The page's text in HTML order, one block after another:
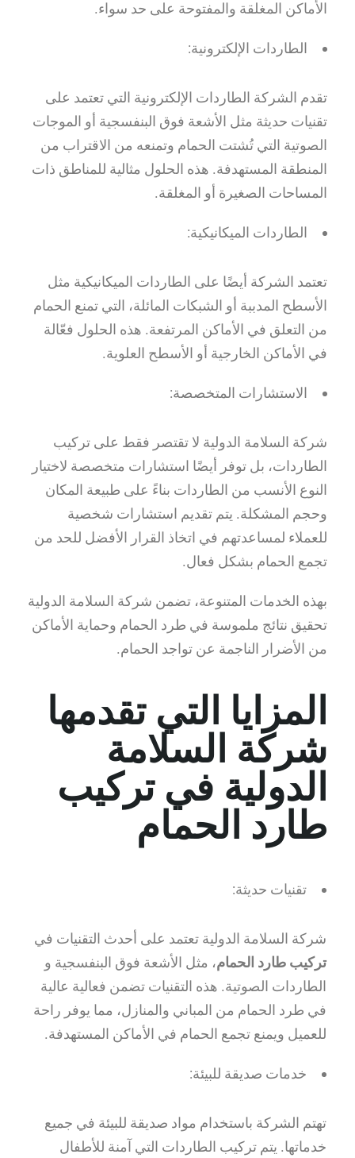
الأماكن المغلقة والمفتوحة على حد سواء.
الطاردات الإلكترونية:
تقدم الشركة الطاردات الإلكترونية التي تعتمد على
تقنيات حديثة مثل الأشعة فوق البنفسجية أو الموجات
الصوتية التي تُشتت الحمام وتمنعه من الاقتراب من
المنطقة المستهدفة. هذه الحلول مثالية للمناطق ذات
المساحات الصغيرة أو المغلقة.
الطاردات الميكانيكية:
تعتمد الشركة أيضًا على الطاردات الميكانيكية مثل
الأسطح المدببة أو الشبكات المائلة، التي تمنع الحمام
من التعلق في الأماكن المرتفعة. هذه الحلول فعّالة
في الأماكن الخارجية أو الأسطح العلوية.
الاستشارات المتخصصة:
شركة السلامة الدولية لا تقتصر فقط على تركيب
الطاردات، بل توفر أيضًا استشارات متخصصة لاختيار
النوع الأنسب من الطاردات بناءً على طبيعة المكان
وحجم المشكلة. يتم تقديم استشارات شخصية
للعملاء لمساعدتهم في اتخاذ القرار الأفضل للحد من
تجمع الحمام بشكل فعال.
بهذه الخدمات المتنوعة، تضمن شركة السلامة الدولية
تحقيق نتائج ملموسة في طرد الحمام وحماية الأماكن
من الأضرار الناجمة عن تواجد الحمام.
المزايا التي تقدمها
شركة السلامة
الدولية في تركيب
طارد الحمام
تقنيات حديثة:
شركة السلامة الدولية تعتمد على أحدث التقنيات في
تركيب طارد الحمام، مثل الأشعة فوق البنفسجية و
الطاردات الصوتية. هذه التقنيات تضمن فعالية عالية
في طرد الحمام من المباني والمنازل، مما يوفر راحة
للعميل ويمنع تجمع الحمام في الأماكن المستهدفة.
خدمات صديقة للبيئة:
تهتم الشركة باستخدام مواد صديقة للبيئة في جميع
خدماتها. يتم تركيب الطاردات التي آمنة للأطفال